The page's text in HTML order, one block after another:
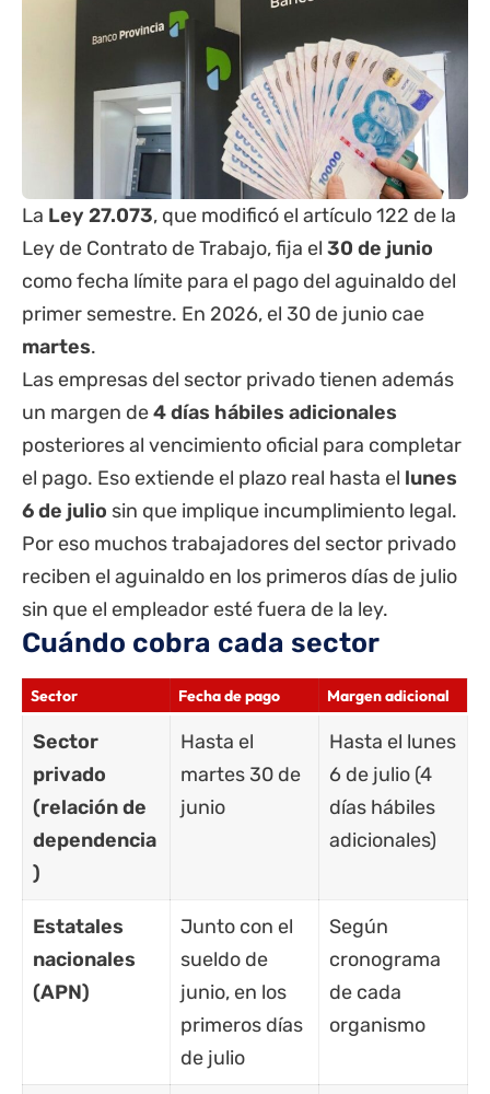
La Ley 27.073, que modificó el artículo 122 de la
Ley de Contrato de Trabajo, fija el 30 de junio
como fecha límite para el pago del aguinaldo del
primer semestre. En 2026, el 30 de junio cae
martes.
Las empresas del sector privado tienen además
un margen de4 días hábiles adicionales
posteriores al vencimiento oficial para completar
el pago. Eso extiende el plazo real hasta el lunes
6 de julio sin que implique incumplimiento legal.
Por eso muchos trabajadores del sector privado
reciben el aguinaldo en los primeros días de julio
sin que el empleador esté fuera de la ley.
Cuándo cobra cada sector
Sector Fecha de pago Margen adicional
Sector
privado
(relación de
dependencia
)
Hasta el
martes 30 de
junio
Hasta el lunes
6 de julio (4
días hábiles
adicionales)
Estatales
nacionales
(APN)
Junto con el
sueldo de
junio, en los
primeros días
de julio
Según
cronograma
de cada
organismo